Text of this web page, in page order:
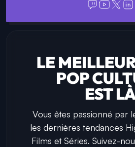
LE
POP
EST
Vous êtes passionné par
les dernières tendances
Films et Séries. Suivez-